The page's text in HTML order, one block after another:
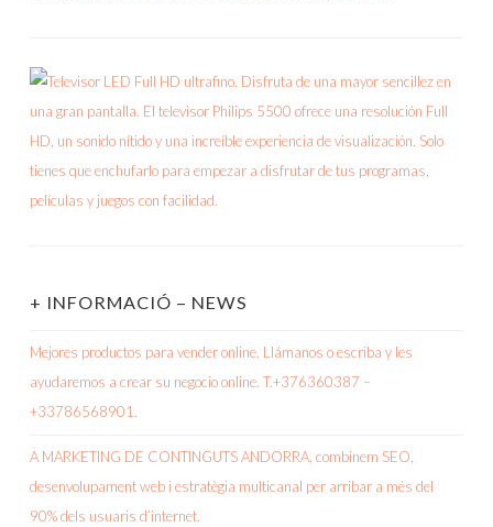
+ INFORMACIÓ – NEWS
Mejores productos para vender online. Llámanos o escriba y les
ayudaremos a crear su negocio online. T.+376360387 –
+33786568901.
A MARKETING DE CONTINGUTS ANDORRA, combinem SEO,
desenvolupament web i estratègia multicanal per arribar a més del
90% dels usuaris d’internet.